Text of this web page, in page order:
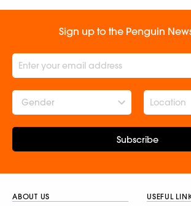
Sign up to the Penguin
Gender
Subscribe
ABOUT US USEFUL